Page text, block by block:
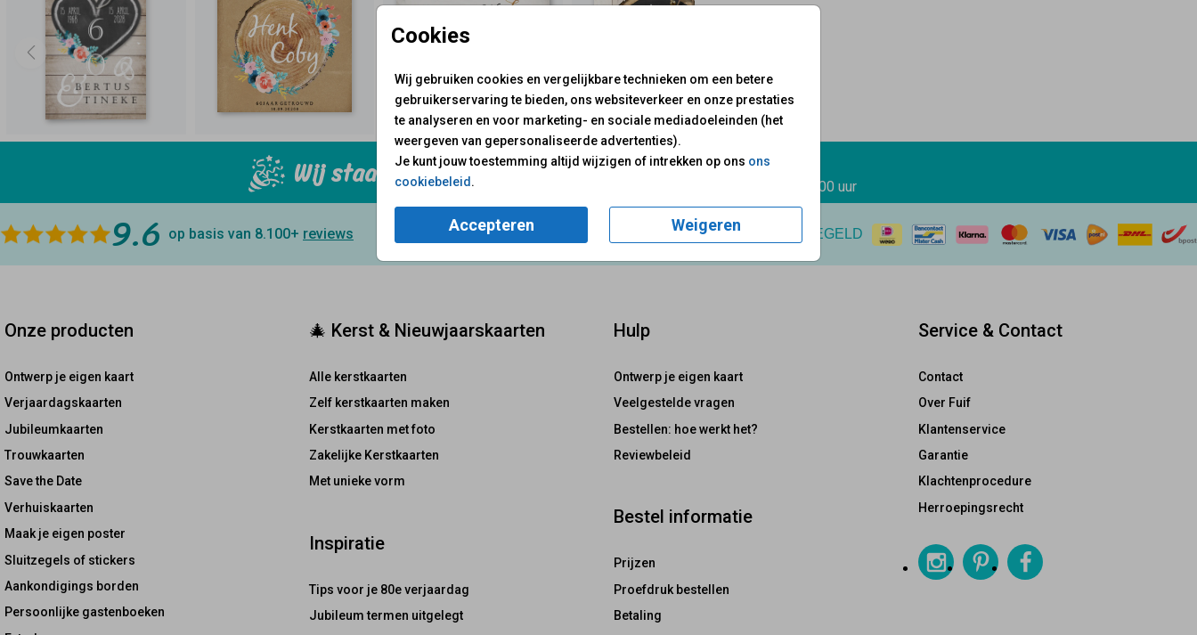
Cookies
Wij gebruiken cookies en vergelijkbare technieken om een betere
gebruikerservaring te bieden, ons websiteverkeer en onze prestaties
te analyseren en voor marketing- en sociale mediadoeleinden (het
weergeven van gepersonaliseerde advertenties).
Je kunt jouw toestemming altijd wijzigen of intrekken op ons ons
cookiebeleid .
Accepteren Weigeren
Wij staan voor je klaar! Mail ons:info@fuif.nl
10.00 - 17.00 uur
9.6 op basis van 8.100+ reviews GOED GEREGELD
Onze producten
Ontwerp je eigen kaart
Verjaardagskaarten
Jubileumkaarten
Trouwkaarten
Save the Date
Verhuiskaarten
Maak je eigen poster
Sluitzegels of stickers
Aankondigings borden
Persoonlijke gastenboeken
🎄 Kerst & Nieuwjaarskaarten
Alle kerstkaarten
Zelf kerstkaarten maken
Kerstkaarten met foto
Zakelijke Kerstkaarten
Met unieke vorm
Inspiratie
Tips voor je 80e verjaardag
Jubileum termen uitgelegt
Hulp
Ontwerp je eigen kaart
Veelgestelde vragen
Bestellen: hoe werkt het?
Reviewbeleid
Bestel informatie
Prijzen
Proefdruk bestellen
Betaling
Service & Contact
Contact
Over Fuif
Klantenservice
Garantie
Klachtenprocedure
Herroepingsrecht